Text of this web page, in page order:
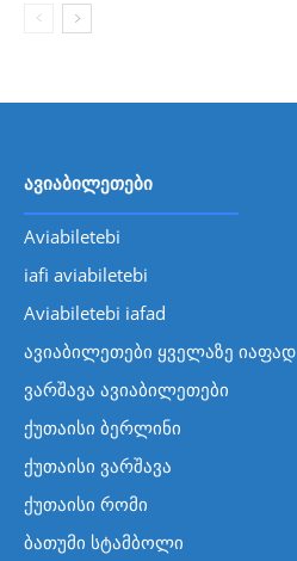
ავიაბილეთები
Aviabiletebi
iafi aviabiletebi
Aviabiletebi iafad
ავიაბილეთები ყველაზე იაფად
ვარშავა ავიაბილეთები
ქუთაისი ბერლინი
ქუთაისი ვარშავა
ქუთაისი რომი
ბათუმი სტამბოლი